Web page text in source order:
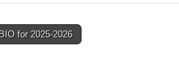
for 2025-2026